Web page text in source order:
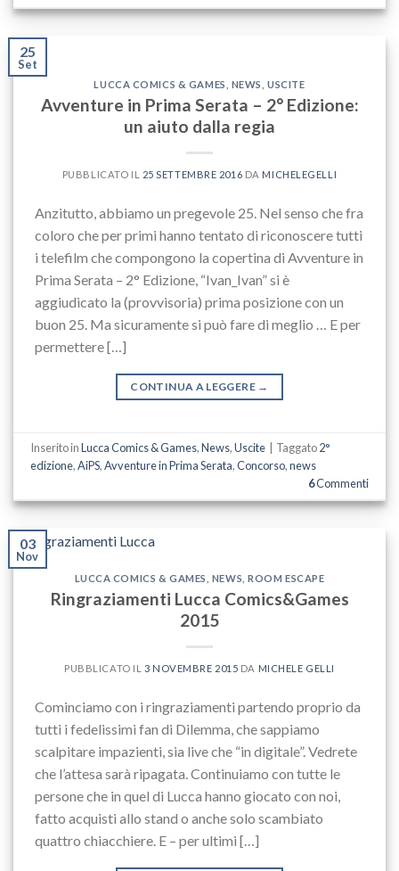
25
Set
LUCCA COMICS & GAMES NEWS ,USCITE
Avventure in Prima Serata – 2° Edizione:
un aiuto dalla regia
PUBBLICATO IL 25 SETTEMBRE 2016 DA MICHELEGELLI
Anzitutto, abbiamo un pregevole 25. Nel senso che fra
coloro che per primi hanno tentato di riconoscere tutti
i telefilm che compongono la copertina di Avventure in
Prima Serata – 2° Edizione, “Ivan_Ivan” si è
aggiudicato la (provvisoria) prima posizione con un
buon 25. Ma sicuramente si può fare di meglio … E per
permettere […]
CONTINUA A LEGGERE →
Inserito inLucca Comics & Games,News,Uscite Taggato2°
edizione,AiPS,Avventure in Prima Serata,Concorso,news
6Commenti
03
Nov
LUCCA COMICS & GAMES NEWS ,ROOM ESCAPE
Ringraziamenti Lucca Comics&Games
2015
PUBBLICATO IL 3 NOVEMBRE 2015 DA MICHELE GELLI
Cominciamo con i ringraziamenti partendo proprio da
tutti i fedelissimi fan di Dilemma, che sappiamo
scalpitare impazienti, sia live che “in digitale”. Vedrete
che l’attesa sarà ripagata. Continuiamo con tutte le
persone che in quel di Lucca hanno giocato con noi,
fatto acquisti allo stand o anche solo scambiato
quattro chiacchiere. E – per ultimi […]